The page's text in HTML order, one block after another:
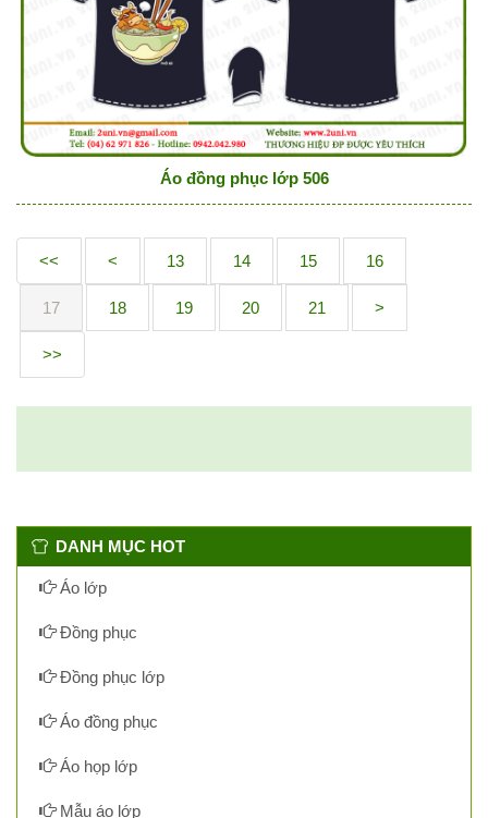
Áo đồng phục lớp 506
<< < 13 14 15 16
17 18 19 20 21 >
>>
DANH MỤC HOT
Áo lớp
Đồng phục
Đồng phục lớp
Áo đồng phục
Áo họp lớp
Mẫu áo lớp